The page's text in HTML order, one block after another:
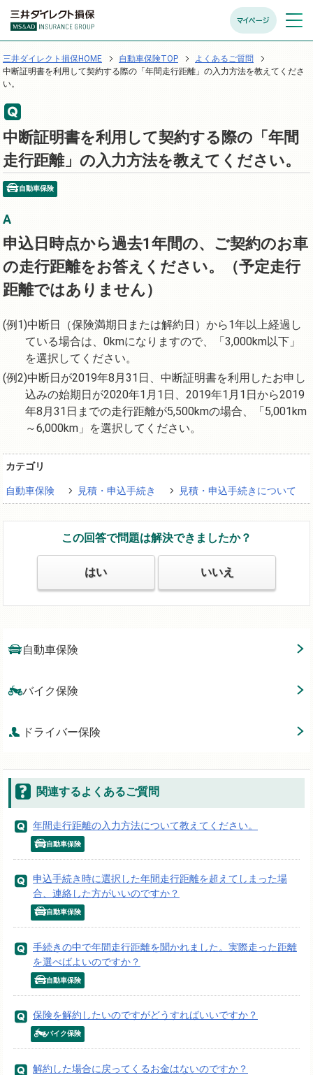
マイページ メニュ
開く
三井ダイレクト損保HOME 自動車保険TOP
よくあるご質問
中断証明書を利用して契約する際の「年間走行距離」の入力方法を教えてくださ
い。
中断証明書を利用して契約する際の「年間
走行距離」の入力方法を教えてください。
自動車保険
申込日時点から過去1年間の、ご契約のお車
の走行距離をお答えください。（予定走行
距離ではありません）
中断日（保険満期日または解約日）から1年以上経過し
ている場合は、0kmになりますので、「3,000km以下」
を選択してください。
中断日が2019年8月31日、中断証明書を利用したお申し
込みの始期日が2020年1月1日、2019年1月1日から2019
年8月31日までの走行距離が5,500kmの場合、「5,001km
～6,000km」を選択してください。
カテゴリ
自動車保険 見積・申込手続き 見積・申込手続きについて
この回答で問題は解決できましたか？
はい いいえ
自動車保険
バイク保険
ドライバー保険
関連するよくあるご質問
年間走行距離の入力方法について教えてください。
自動車保険
申込手続き時に選択した年間走行距離を超えてしまった場
合、連絡した方がいいのですか？
自動車保険
手続きの中で年間走行距離を聞かれました。実際走った距離
を選べばよいのですか？
自動車保険
保険を解約したいのですがどうすればいいですか？
バイク保険
解約した場合に戻ってくるお金はないのですか？